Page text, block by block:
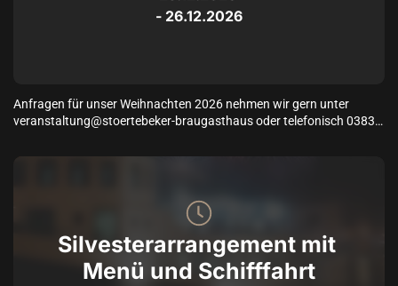
- 26.12.2026
Anfragen für unser Weihnachten 2026 nehmen wir gern unter
veranstaltung@stoertebeker-braugasthaus oder telefonisch 03834
Wir haben für Weihnachten folgende Reservierungszeiten:
Silvesterarrangement mit
Menü und Schifffahrt